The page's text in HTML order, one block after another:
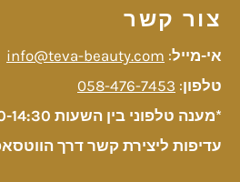
צור קשר
אי-מייל:
info@teva-beauty.com
טלפון:
058-476-7453
*מענה טלפוני בין השעות 08:30-14:30
עדיפות ליצירת קשר דרך